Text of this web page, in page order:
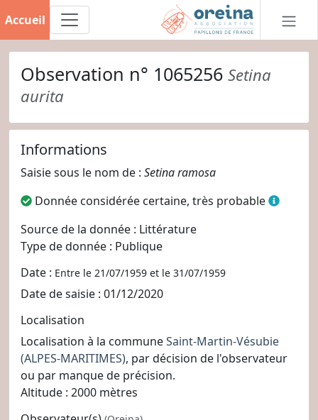
Accueil
Observation n° 1065256 Setina
aurita
Informations
Saisie sous le nom de : Setina ramosa
Donnée considérée certaine, très probable
Source de la donnée : Littérature
Type de donnée : Publique
Date : Entre le 21/07/1959 et le 31/07/1959
Date de saisie : 01/12/2020
Localisation
Localisation à la communeSaint-Martin-Vésubie
(ALPES-MARITIMES), par décision de l'observateur
ou par manque de précision.
Altitude : 2000 mètres